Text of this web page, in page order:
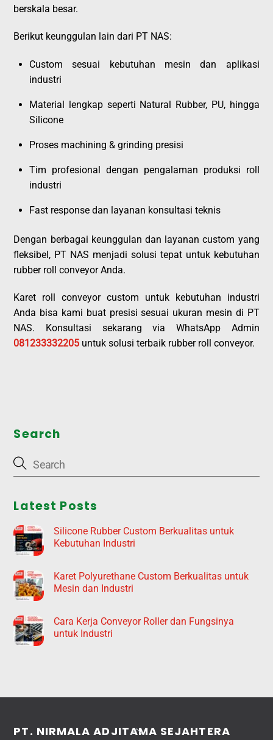
berskala besar.
Berikut keunggulan lain dari PT NAS:
Custom sesuai kebutuhan mesin dan aplikasi
industri
Material lengkap seperti Natural Rubber, PU, hingga
Silicone
Proses machining & grinding presisi
Tim profesional dengan pengalaman produksi roll
industri
Fast response dan layanan konsultasi teknis
Dengan berbagai keunggulan dan layanan custom yang
fleksibel, PT NAS menjadi solusi tepat untuk kebutuhan
rubber roll conveyor Anda.
Karet roll conveyor custom untuk kebutuhan industri
Anda bisa kami buat presisi sesuai ukuran mesin di PT
NAS. Konsultasi sekarang via WhatsApp Admin
081233332205 untuk solusi terbaik rubber roll conveyor.
Search
Latest Posts
Silicone Rubber Custom Berkualitas untuk
Kebutuhan Industri
Karet Polyurethane Custom Berkualitas untuk
Mesin dan Industri
Cara Kerja Conveyor Roller dan Fungsinya
untuk Industri
Back
PT. NIRMALA ADJITAMA SEJAHTERA